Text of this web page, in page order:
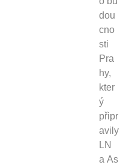
dou
cno
sti
Pra
hy,
kter
ý
připr
avily
LN
a As